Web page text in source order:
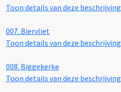
Toon details van deze beschrijving
007. Biervliet
Toon details van deze beschrijving
008. Biggekerke
Toon details van deze beschrijving